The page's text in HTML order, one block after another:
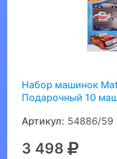
Набор машинок
Подарочный 10
Артикул: 54886/59
3 498